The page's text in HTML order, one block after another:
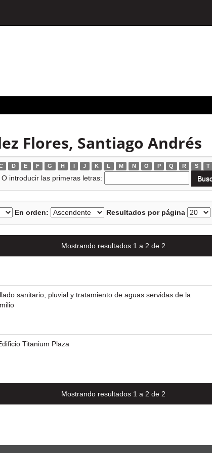
Flores, Santiago Andrés
D E F G H I J K L M N O P Q R S T
O introducir las primeras letras:
En orden: Resultados por página
Mostrando resultados 1 a 2 de 2
sanitario, pluvial y tratamiento de aguas servidas de la
Titanium Plaza
Mostrando resultados 1 a 2 de 2